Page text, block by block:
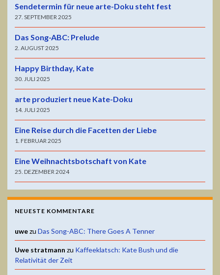
Sendetermin für neue arte-Doku steht fest
27. SEPTEMBER 2025
Das Song-ABC: Prelude
2. AUGUST 2025
Happy Birthday, Kate
30. JULI 2025
arte produziert neue Kate-Doku
14. JULI 2025
Eine Reise durch die Facetten der Liebe
1. FEBRUAR 2025
Eine Weihnachtsbotschaft von Kate
25. DEZEMBER 2024
NEUESTE KOMMENTARE
uwezu Das Song-ABC: There Goes A Tenner
Uwe stratmann zu Kaffeeklatsch: Kate Bush und die
Relativität der Zeit